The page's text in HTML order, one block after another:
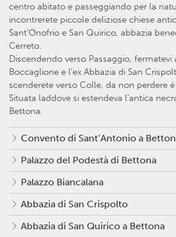
centro abitato e passeggiando per la
incontrerete piccole deliziose chiese
Sant’Onofrio e San Quirico, abbazia
Cerreto.
Discendendo verso Passaggio, fermatevi
Boccaglione e l’ex Abbazia di San
scenderete verso Colle, da non perdere
Situata laddove si estendeva l’antica
Bettona.
Convento di Sant’Antonio a
Palazzo del Podestà di Bettona
Palazzo Biancalana
Abbazia di San Crispolto
Abbazia di San Quirico a Bettona